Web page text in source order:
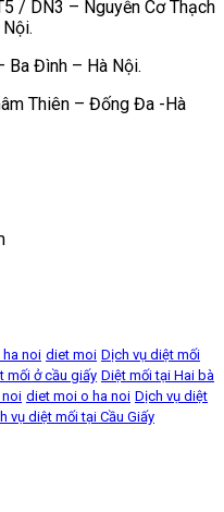
/ DN3 – Nguyễn Cơ Thạch
Ba Đình – Hà Nội.
Thiên – Đống Đa -Hà
noi diet moi Dịch vụ diệt mối
mối ở cầu giấy Diệt mối tại Hai bà
noi diet moi o ha noi Dịch vụ diệt
vụ diệt mối tại Cầu Giấy